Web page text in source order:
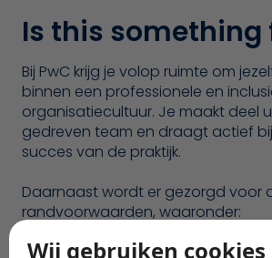
Wij gebruiken cookies
Is this something
Bij PwC krijg je volop ruimte om
binnen een professionele en
organisatiecultuur. Je maakt deel
gedreven team en draagt actief
succes van de praktijk.
Daarnaast wordt er gezorgd voor
randvoorwaarden, waaronder:
Een salaris tussen €2500 en €3500